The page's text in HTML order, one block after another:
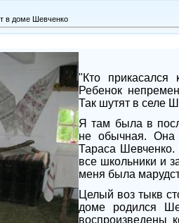
в доме Шевченко
"Кто прикасался
Ребенок
Так шутят в селе
Я там была в
не обычная. Она
Тараса Шевченко.
все школьники и
меня была
Целый воз тыкв
доме родился
воспроизведены